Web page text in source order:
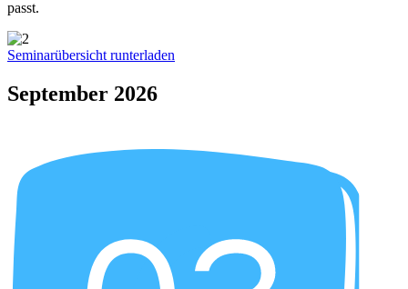
passt.
Seminarübersicht runterladen
September 2026